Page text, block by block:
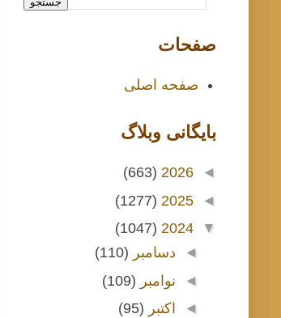
صفحات
صفحه اصلی
بايگانی وبلاگ
◄
2026
(663)
◄
2025
(1277)
▼
2024
(1047)
◄ دسامبر (110)
◄ نوامبر (109)
◄
اکتبر (95)